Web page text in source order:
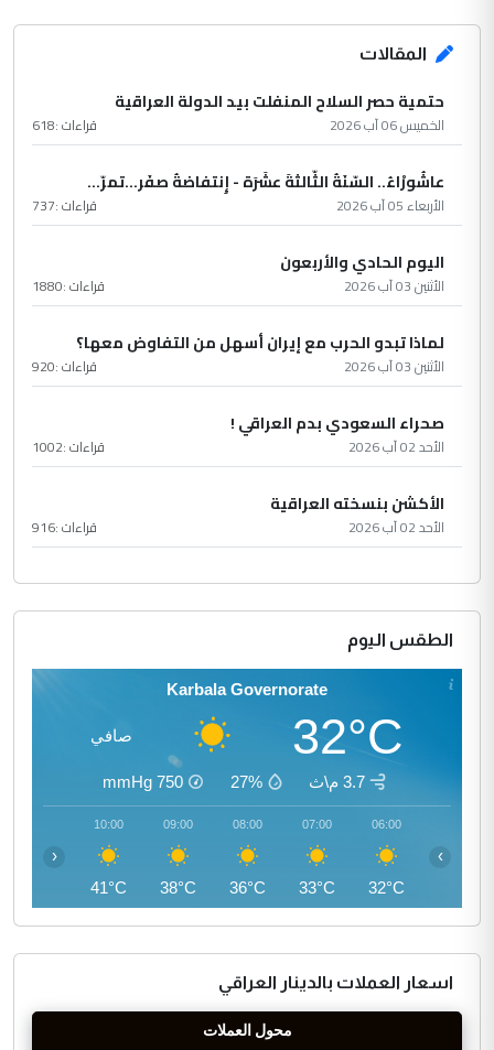
المقالات
حتمية حصر السلاح المنفلت بيد الدولة العراقية
الخميس 06 آب 2026 قراءات :618
عاشُورْاءُ.. السّنَةُ الثّالثةَ عشَرَة - إِنتفاضةُ صفَر…تمرّ...
الأربعاء 05 آب 2026 قراءات :737
اليوم الحادي والأربعون
الأثنين 03 آب 2026 قراءات :1880
لماذا تبدو الحرب مع إيران أسهل من التفاوض معها؟
الأثنين 03 آب 2026 قراءات :920
صحراء السعودي بدم العراقي !
الأحد 02 آب 2026 قراءات :1002
الأكشن بنسخته العراقية
الأحد 02 آب 2026 قراءات :916
الطقس اليوم
Karbala Governorate
32°C صافي
3.7 م\ث 27%
750
mmHg
06:00
32°C
07:00
33°C
08:00
36°C
09:00
38°C
10:00
41°C
‹ ›
اسعار العملات بالدينار العراقي